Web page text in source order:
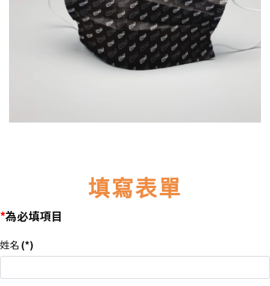
填寫表單
*為必填項目
姓名 (*)